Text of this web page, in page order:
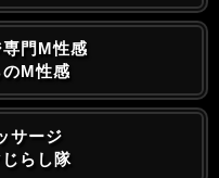
門M性感
M性感
サージ
らし隊